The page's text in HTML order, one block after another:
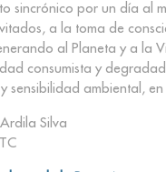
sincrónico por un día al
a la toma de
al Planeta y a la
consumista y
sensibilidad ambiental,
Silva